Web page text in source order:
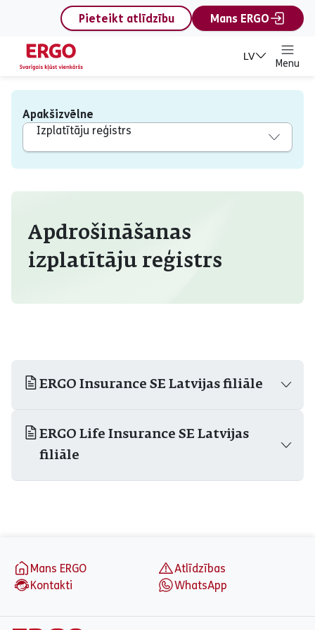
content
Pieteikt atlīdzību
Mans ERGO
LV
Menu
Apakšizvēlne
Izplatītāju reģistrs
Apdrošināšanas
izplatītāju reģistrs
ERGO Insurance SE Latvijas filiāle
ERGO Life Insurance SE Latvijas
filiāle
Mans ERGO
Atlīdzības
Kontakti
WhatsApp